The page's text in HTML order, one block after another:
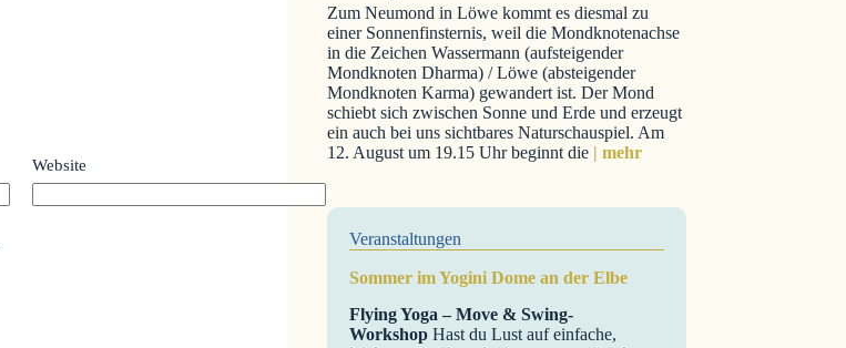
Website
Zum Neumond in Löwe kommt es diesmal zu
einer Sonnenfinsternis, weil die Mondknotenachse
in die Zeichen Wassermann (aufsteigender
Mondknoten Dharma) / Löwe (absteigender
Mondknoten Karma) gewandert ist. Der Mond
schiebt sich zwischen Sonne und Erde und erzeugt
ein auch bei uns sichtbares Naturschauspiel. Am
12. August um 19.15 Uhr beginnt die | mehr
Veranstaltungen
Sommer im Yogini Dome an der Elbe
Flying Yoga – Move & Swing-
Workshop Hast du Lust auf einfache,